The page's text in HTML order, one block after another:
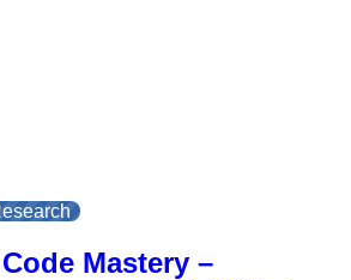
Mastery –